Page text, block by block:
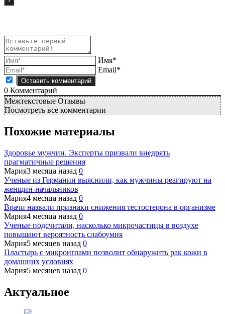
Имя*
Email*
0 Комментарий
Межтекстовые Отзывы
Посмотреть все комментарии
Похожие материалы
Здоровье мужчин. Эксперты призвали внедрять
прагматичные решения
Мария3 месяца назад 0
Ученые из Германии выяснили, как мужчины реагируют на
женщин-начальников
Мария4 месяца назад 0
Врачи назвали признаки снижения тестостерона в организме
Мария4 месяца назад 0
Ученые подсчитали, насколько микрочастицы в воздухе
повышают вероятность слабоумия
Мария5 месяцев назад 0
Пластырь с микроиглами позволит обнаружить рак кожи в
домашних условиях
Мария5 месяцев назад 0
Актуальное